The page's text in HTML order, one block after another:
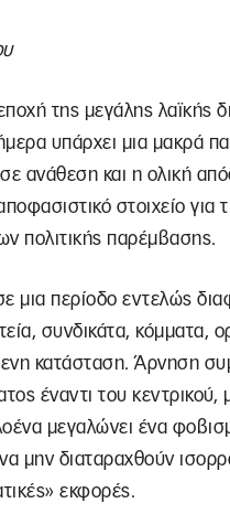
της μεγάλης λαϊκής
υπάρχει μια μακρά
ανάθεση και η ολική
στοιχείο
πολιτικής παρέμβασης.
μια περίοδο εντελώς
συνδικάτα, κόμματα,
κατάσταση. Άρνηση
έναντι του
μεγαλώνει ένα
μην διαταραχθούν
εκφορές.